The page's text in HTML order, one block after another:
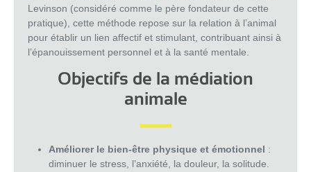
Levinson (considéré comme le père fondateur de cette
pratique), cette méthode repose sur la relation à l’animal
pour établir un lien affectif et stimulant, contribuant ainsi à
l’épanouissement personnel et à la santé mentale.
Objectifs de la médiation
animale
Améliorer le bien-être physique et émotionnel :
diminuer le stress, l’anxiété, la douleur, la solitude.